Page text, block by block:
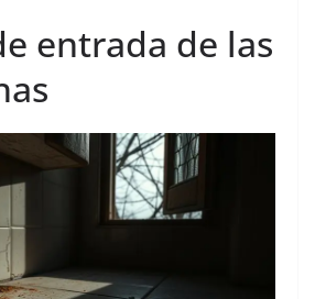
entrada de las